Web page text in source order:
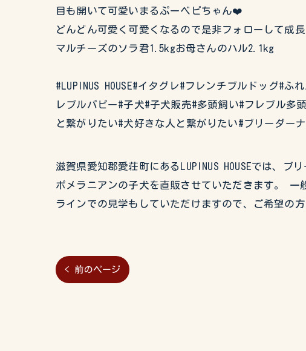
目も開いて可愛いまるぷーベビちゃん❤️
どんどん可愛く可愛くなるので是非フォローして成
マルチーズのソラ君1.5kgお母さんのハル2.1kg
#LUPINUS HOUSE#イタグレ#フレンチブルドッグ#
レブルパピー#子犬#子犬販売#多頭飼い#フレブル多
と繋がりたい#犬好きな人と繋がりたい#ブリーダー
滋賀県愛知郡愛荘町にあるLUPINUS HOUSEでは、
ポメラニアンの子犬を直販させていただきます。
ラインでの見学もしていただけますので、ご希望の
< 前のページ